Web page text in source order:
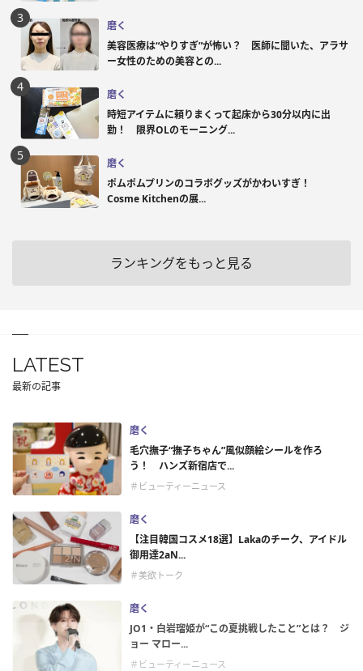
磨く
美容医療は“やりすぎ”が怖い？ 医師に聞いた、アラサ
ー女性のための美容との...
磨く
時短アイテムに頼りまくって起床から30分以内に出
勤！ 限界OLのモーニング...
磨く
ポムポムプリンのコラボグッズがかわいすぎ！
Cosme Kitchenの展...
ランキングをもっと見る
LATEST
最新の記事
磨く
毛穴撫子“撫子ちゃん”風似顔絵シールを作ろ
う！ ハンズ新宿店で...
＃ビューティーニュース
磨く
【注目韓国コスメ18選】Lakaのチーク、アイドル
御用達2aN...
＃美欲トーク
磨く
JO1・白岩瑠姫が“この夏挑戦したこと”とは？ ジ
ョー マロー...
＃ビューティーニュース